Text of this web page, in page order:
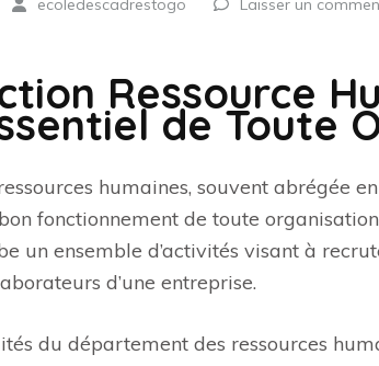
ecoledescadrestogo Laisser un
Ressource
de Toute
humaines, souvent abrégée
fonctionnement de toute
un ensemble d’activités visant à
d’une entreprise.
du département des ressources